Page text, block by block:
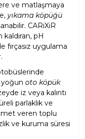
ve matlaşmaya
yıkama köpüğü
CARiXiR
pH
uygulama
oto köpük
iz veya kalıntı
parlaklık ve
veren toplu
ve kuruma süresi